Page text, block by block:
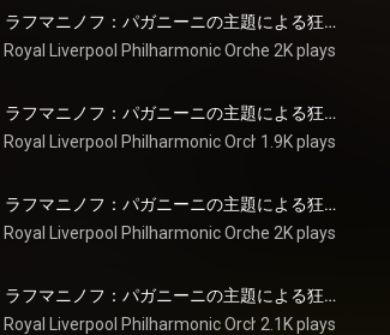
Rachmaninoff: ラフマニノフ：パガニーニの主題による狂詩曲 作品43: 第4変奏: Piu vivo - Rachmaninoff: Rhapsody on a Theme of Paganini, Op. 43: Var. 4. Più vivo
Royal Liverpool Philharmonic Orchestra, Vasily
2K plays
Rachmaninoff: ラフマニノフ：パガニーニの主題による狂詩曲 作品43: 第5変奏: Tempo precedente - Rachmaninoff: Rhapsody on a Theme of Paganini, Op. 43: Var. 5. Tempo precedente
Royal Liverpool Philharmonic Orchestra, Vasily
1.9K plays
Rachmaninoff: ラフマニノフ：パガニーニの主題による狂詩曲 作品43: 第6変奏: L'istesso tempo - Rachmaninoff: Rhapsody on a Theme of Paganini, Op. 43: Var. 6. L'istesso tempo
Royal Liverpool Philharmonic Orchestra, Vasily
2K plays
Rachmaninoff: ラフマニノフ：パガニーニの主題による狂詩曲 作品43: 第7変奏: Meno mosso, a tempo mederato - Rachmaninoff: Rhapsody on a Theme of Paganini, Op. 43: Var. 7. Meno mosso, a tempo moderato
Royal Liverpool Philharmonic Orchestra, Vasily
2.1K plays